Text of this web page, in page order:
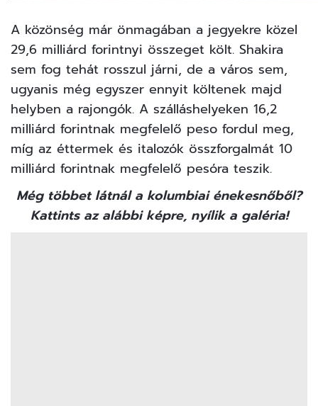
A közönség már önmagában a jegyekre közel
29,6 milliárd forintnyi összeget költ. Shakira
sem fog tehát rosszul járni, de a város sem,
ugyanis még egyszer ennyit költenek majd
helyben a rajongók. A szálláshelyeken 16,2
milliárd forintnak megfelelő peso fordul meg,
míg az éttermek és italozók összforgalmát 10
milliárd forintnak megfelelő pesóra teszik.
Még többet látnál a kolumbiai énekesnőből?
Kattints az alábbi képre, nyílik a galéria!